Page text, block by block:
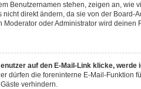
Benutzernamen stehen, zeigen an, wie
nicht direkt ändern, da sie von der
Moderator oder Administrator wird
auf den E-Mail-Link klicke,
dürfen die foreninterne E-Mail-Funktion
verhindern.